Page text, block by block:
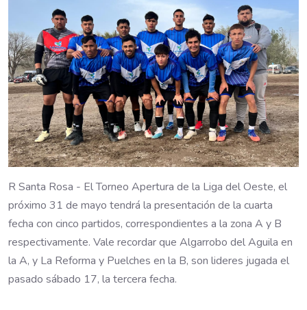
R Santa Rosa - El Torneo Apertura de la Liga del Oeste, el
próximo 31 de mayo tendrá la presentación de la cuarta
fecha con cinco partidos, correspondientes a la zona A y B
respectivamente. Vale recordar que Algarrobo del Aguila en
la A, y La Reforma y Puelches en la B, son lideres jugada el
pasado sábado 17, la tercera fecha.